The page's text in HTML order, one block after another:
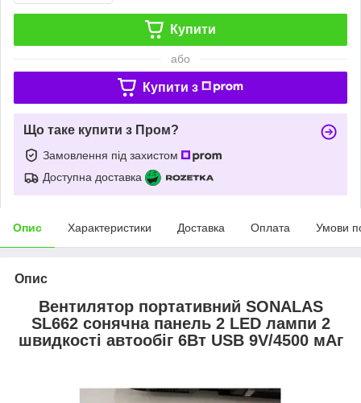
Купити
або
Купити з
Що таке купити з Пром?
Замовлення під захистом
Доступна доставка
Опис Характеристики Доставка Оплата Умови
Опис
Вентилятор портативний SONALAS
SL662 сонячна панель 2 LED лампи 2
швидкості автообіг 6Вт USB 9V/4500 мАг